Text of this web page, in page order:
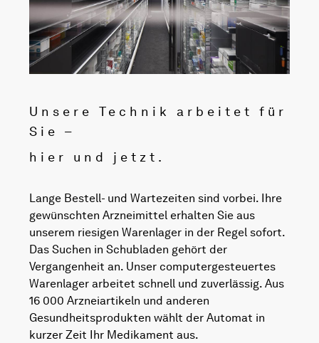
Unsere Technik arbeitet für
Sie –
hier und jetzt.
Lange Bestell- und Wartezeiten sind vorbei. Ihre
gewünschten Arzneimittel erhalten Sie aus
unserem riesigen Warenlager in der Regel sofort.
Das Suchen in Schubladen gehört der
Vergangenheit an. Unser computergesteuertes
Warenlager arbeitet schnell und zuverlässig. Aus
16 000 Arzneiartikeln und anderen
Gesundheitsprodukten wählt der Automat in
kurzer Zeit Ihr Medikament aus.